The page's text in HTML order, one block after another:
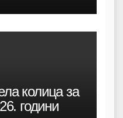
колица за
години